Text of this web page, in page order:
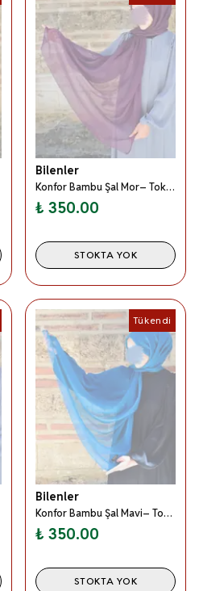
Bilenler
Konfor Bambu Şal Mor– Tok Duruşlu, Kaymaz
₺ 350.00
STOKTA YOK
Tükendi
Bilenler
Konfor Bambu Şal Mavi– Tok Duruşlu, Kaymaz
₺ 350.00
STOKTA YOK